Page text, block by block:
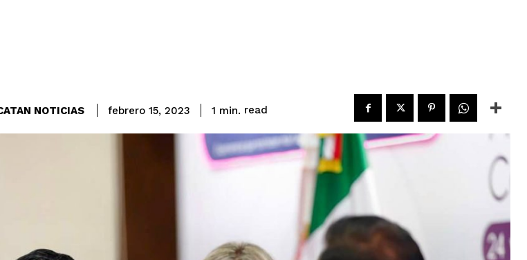
NOTICIAS febrero 15, 2023 1 min. read